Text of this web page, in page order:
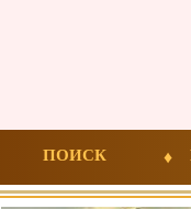
ПОИСК